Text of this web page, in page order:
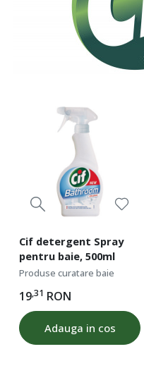
Cif detergent Spray
pentru baie, 500ml
Produse curatare baie
19,31 RON
Adauga in cos